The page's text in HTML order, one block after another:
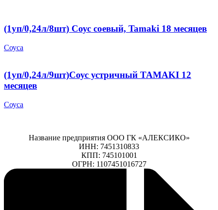
(1уп/0,24л/8шт) Соус соевый, Tamaki 18 месяцев
Соуса
(1уп/0,24л/9шт)Соус устричный TAMAKI 12
месяцев
Соуса
Название предприятия ООО ГК «АЛЕКСИКО»
ИНН: 7451310833
КПП: 745101001
ОГРН: 1107451016727